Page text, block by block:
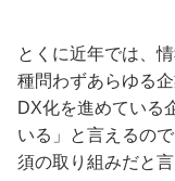
とくに近年では、
種問わずあらゆる
DX化を進めている
いる」と言えるの
須の取り組みだと言